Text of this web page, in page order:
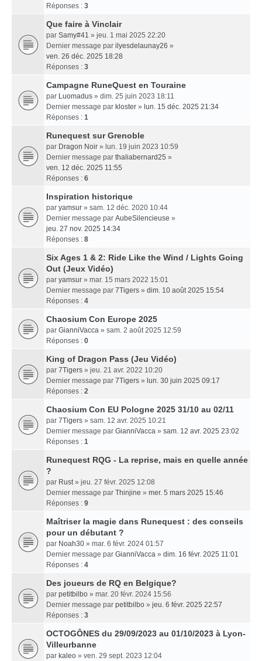
Réponses : 3
Que faire à Vinclair
par Samy#41 » jeu. 1 mai 2025 22:20
Dernier message par ilyesdelaunay26 »
ven. 26 déc. 2025 18:28
Réponses : 3
Campagne RuneQuest en Touraine
par Luomadus » dim. 25 juin 2023 18:11
Dernier message par kloster » lun. 15 déc. 2025 21:34
Réponses : 1
Runequest sur Grenoble
par Dragon Noir » lun. 19 juin 2023 10:59
Dernier message par thaliabernard25 »
ven. 12 déc. 2025 11:55
Réponses : 6
Inspiration historique
par yamsur » sam. 12 déc. 2020 10:44
Dernier message par AubeSilencieuse »
jeu. 27 nov. 2025 14:34
Réponses : 8
Six Ages 1 & 2: Ride Like the Wind / Lights Going
Out (Jeux Vidéo)
par yamsur » mar. 15 mars 2022 15:01
Dernier message par 7Tigers » dim. 10 août 2025 15:54
Réponses : 4
Chaosium Con Europe 2025
par GianniVacca » sam. 2 août 2025 12:59
Réponses : 0
King of Dragon Pass (Jeu Vidéo)
par 7Tigers » jeu. 21 avr. 2022 10:20
Dernier message par 7Tigers » lun. 30 juin 2025 09:17
Réponses : 2
Chaosium Con EU Pologne 2025 31/10 au 02/11
par 7Tigers » sam. 12 avr. 2025 10:21
Dernier message par GianniVacca » sam. 12 avr. 2025 23:02
Réponses : 1
Runequest RQG - La reprise, mais en quelle année
?
par Rust» jeu. 27 févr. 2025 12:08
Dernier message par Thinjine » mer. 5 mars 2025 15:46
Réponses : 9
Maîtriser la magie dans Runequest : des conseils
pour un débutant ?
par Noah30 » mar. 6 févr. 2024 01:57
Dernier message par GianniVacca » dim. 16 févr. 2025 11:01
Réponses : 4
Des joueurs de RQ en Belgique?
par petitbilbo » mar. 20 févr. 2024 15:56
Dernier message par petitbilbo » jeu. 6 févr. 2025 22:57
Réponses : 3
OCTOGÔNES du 29/09/2023 au 01/10/2023 à Lyon-
Villeurbanne
par kaleo » ven. 29 sept. 2023 12:04